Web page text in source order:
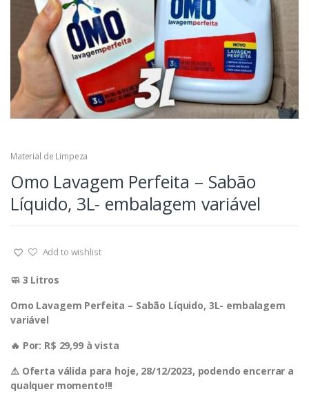
Material de Limpeza
Omo Lavagem Perfeita – Sabão
Líquido, 3L- embalagem variável
Add to wishlist
🧼 3 Litros
Omo Lavagem Perfeita – Sabão Líquido, 3L- embalagem
variável
🔥 Por: R$ 29,99 à vista
⚠️ Oferta válida para hoje, 28/12/2023, podendo encerrar a
qualquer momento!!!